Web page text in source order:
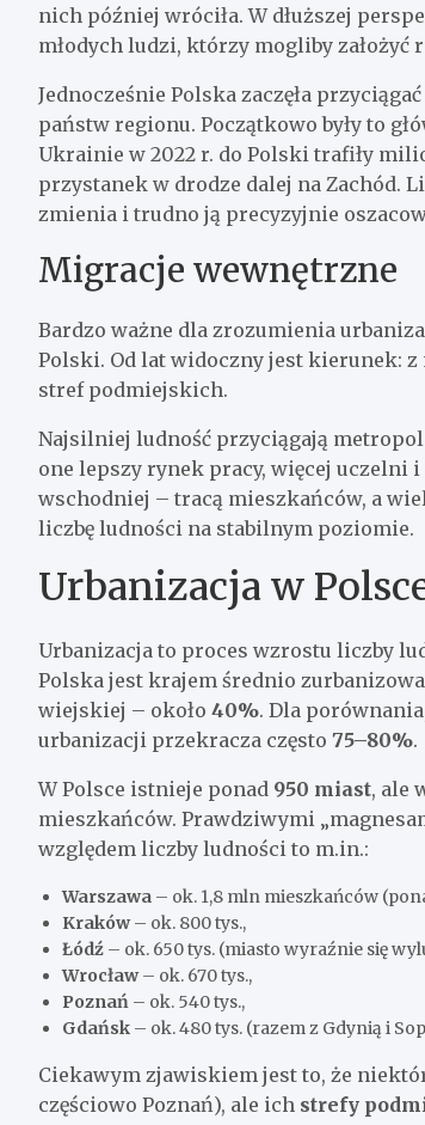
nich później wróciła. W dłuższej
młodych ludzi, którzy mogliby założyć
Jednocześnie Polska zaczęła
państw regionu. Początkowo były to
Ukrainie w 2022 r. do Polski trafiły
przystanek w drodze dalej na Zachód.
zmienia i trudno ją precyzyjnie
Migracje wewnętrzne
Bardzo ważne dla zrozumienia
Polski. Od lat widoczny jest kierunek:
stref podmiejskich.
Najsilniej ludność przyciągają
one lepszy rynek pracy, więcej uczelni
wschodniej – tracą mieszkańców, a
liczbę ludności na stabilnym poziomie.
Urbanizacja w
Urbanizacja to proces wzrostu liczby
Polska jest krajem średnio
wiejskiej – około 40%. Dla
urbanizacji przekracza często 75–80%.
W Polsce istnieje ponad 950 miast, ale
mieszkańców. Prawdziwymi
względem liczby ludności to m.in.:
Warszawa – ok. 1,8 mln mieszkańców
Kraków– ok. 800 tys.,
Łódź – ok. 650 tys. (miasto wyraźnie się
Wrocław– ok. 670 tys.,
Poznań – ok. 540 tys.,
Gdańsk – ok. 480 tys. (razem z Gdynią i
Ciekawym zjawiskiem jest to, że
częściowo Poznań), ale ich strefy